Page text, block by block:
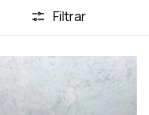
Filtrar